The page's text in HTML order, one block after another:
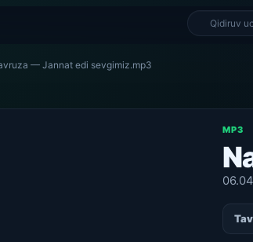
— Jannat edi sevgimiz.mp3
MP3